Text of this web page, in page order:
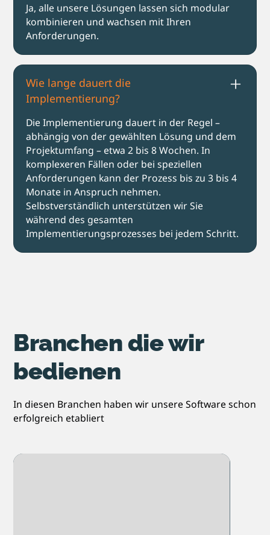
Ja, alle unsere Lösungen lassen sich modular
kombinieren und wachsen mit Ihren
Anforderungen.
Wie lange dauert die
Implementierung?
Die Implementierung dauert in der Regel –
abhängig von der gewählten Lösung und dem
Projektumfang – etwa 2 bis 8 Wochen. In
komplexeren Fällen oder bei speziellen
Anforderungen kann der Prozess bis zu 3 bis 4
Monate in Anspruch nehmen.
Selbstverständlich unterstützen wir Sie
während des gesamten
Implementierungsprozesses bei jedem Schritt.
Branchen die wir
bedienen
In diesen Branchen haben wir unsere Software schon
erfolgreich etabliert